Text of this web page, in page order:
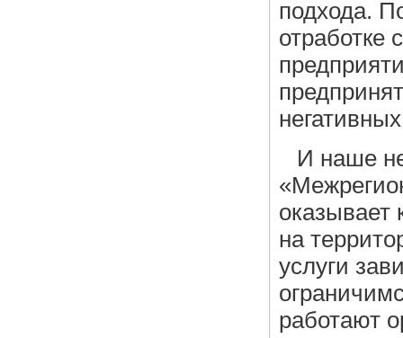
подхода.
отработке
И наше
оказывает
на
услуги
работают